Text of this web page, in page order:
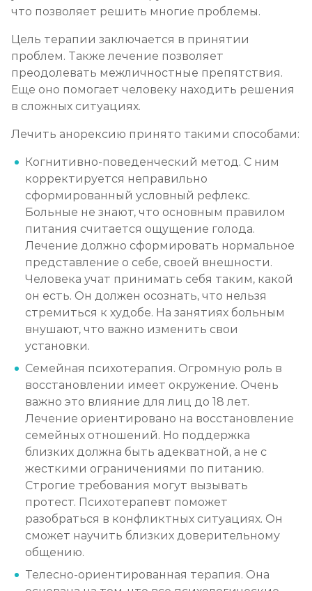
что позволяет решить многие проблемы.
Цель терапии заключается в принятии
проблем. Также лечение позволяет
преодолевать межличностные препятствия.
Еще оно помогает человеку находить решения
в сложных ситуациях.
Лечить анорексию принято такими способами:
Когнитивно-поведенческий метод. С ним
корректируется неправильно
сформированный условный рефлекс.
Больные не знают, что основным правилом
питания считается ощущение голода.
Лечение должно сформировать нормальное
представление о себе, своей внешности.
Человека учат принимать себя таким, какой
он есть. Он должен осознать, что нельзя
стремиться к худобе. На занятиях больным
внушают, что важно изменить свои
установки.
Семейная психотерапия. Огромную роль в
восстановлении имеет окружение. Очень
важно это влияние для лиц до 18 лет.
Лечение ориентировано на восстановление
семейных отношений. Но поддержка
близких должна быть адекватной, а не с
жесткими ограничениями по питанию.
Строгие требования могут вызывать
протест. Психотерапевт поможет
разобраться в конфликтных ситуациях. Он
сможет научить близких доверительному
общению.
Телесно-ориентированная терапия. Она